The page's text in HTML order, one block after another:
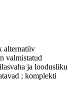
alternatiiv
valmistatud
ja loodusliku
; komplekti